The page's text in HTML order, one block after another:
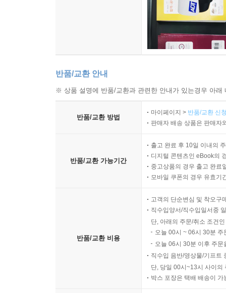
반품/교환 안내
※ 상품 설명에 반품/교환과 관련한 안내가 있는경우 아
반품/교환 방법
마이페이지 > 반품/교환 신
판매자 배송 상품은 판매자
반품/교환 가능기간
출고 완료 후 10일 이내의
디지털 콘텐츠인 eBook의
중고상품의 경우 출고 완료
모바일 쿠폰의 경우 유효기
반품/교환 비용
고객의 단순변심 및 착오구
직수입양서/직수입일서중
단, 아래의 주문/취소 조건
오늘 00시 ~ 06시 30분
오늘 06시 30분 이후 주
직수입 음반/영상물/기프트
단, 당일 00시~13시 사이의
박스 포장은 택배 배송이